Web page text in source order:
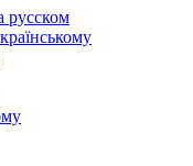
русском